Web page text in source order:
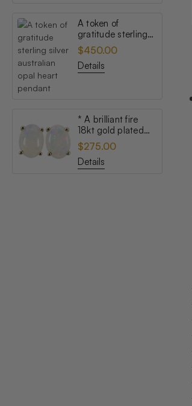
A token of
gratitude sterling
silver australian
opal heart pendant
$450.00
Details
* A brilliant fire
18kt gold plated
australian white
opal stud earrings
$275.00
Details